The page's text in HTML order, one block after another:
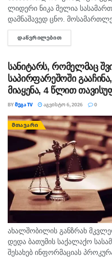
ლიდერი ნიკა მელია
დამნაშავედ ცნო.
გადაწყვეტილებით, ნიკა
თავისუფლების აღკვეთა
ᲓᲐᲬᲕᲠᲘᲚᲔᲑᲘᲗ
სანიტარს, რომელმაც
საპირფარეშოში
მიაყენა, 4 წლით
BYᲛᲔᲒᲐ TV ᲐᲒᲕᲘᲡᲢᲝ 6, 2026 0
ᲛᲗᲐᲕᲐᲠᲘ
ახალშობილის განზრახ
დედა ბათუმის საქალაქო
შესახებ ინფორმაციას